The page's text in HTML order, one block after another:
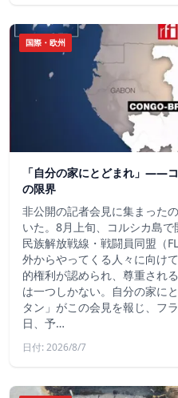
国際・欧州
「自分の家にとどまれ」——
の限界
非公開の記者会見に集まった
いた。8月上旬、コルシカ島
民族解放戦線・戦闘員同盟（
外からやってくる人々に向け
的権利が認められ、尊重され
は一つしかない。自分の家に
タン」がこの会見を報じ、フ
日、予…
日付: 2026/8/7